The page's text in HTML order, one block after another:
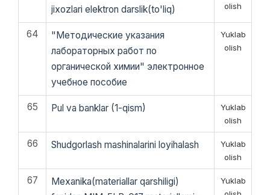
jixozlari elektron darslik(to'liq)
olish
64
"Методические указания
лабораторных работ по
органической химии" электронное
учебное пособие
Yuklab
olish
65 Pul va banklar (1-qism)
Yuklab
olish
66 Shudgorlash mashinalarini loyihalash
Yuklab
olish
67
Mexanika(materiallar qarshiligi)
Yuklab